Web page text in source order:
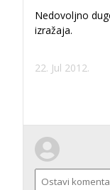
Nedovoljno
izražaja.
22. Jul 2012.